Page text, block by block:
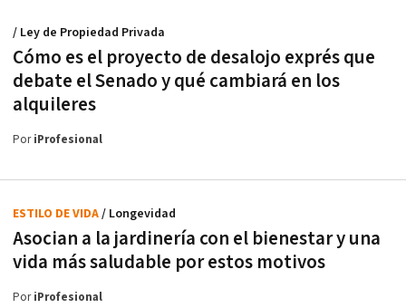
Cómo es el proyecto de desalojo exprés que
debate el Senado y qué cambiará en los
alquileres
/ Ley de Propiedad Privada
PoriProfesional
Asocian a la jardinería con el bienestar y una
vida más saludable por estos motivos
ESTILO DE VIDA/ Longevidad
PoriProfesional